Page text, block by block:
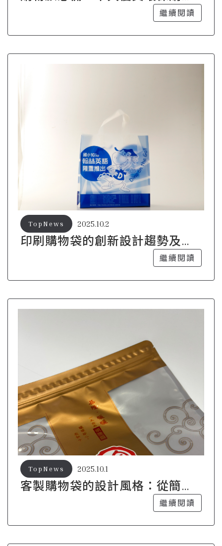
繼續閱讀
印刷購物袋的創新設計趨勢及未
2025.10.2
TopNews
繼續閱讀
客製購物袋的設計風格：從簡約
2025.10.1
TopNews
繼續閱讀